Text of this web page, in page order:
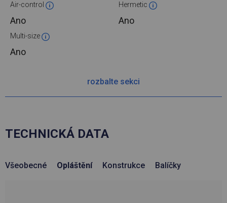
Air-control
Ano
Hermetic
Ano
Multi-size
Ano
rozbalte sekci
TECHNICKÁ DATA
Všeobecné Opláštění Konstrukce Balíčky